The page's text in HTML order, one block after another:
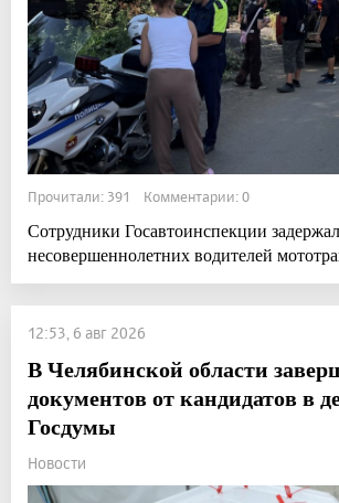
Прочитали: 391 Комментарии: 0
Сотрудники Госавтоинспекции
несовершеннолетних водителей
12:53, 6 авг 2026
В Челябинской области
документов от кандидатов в
Госдумы
Новости